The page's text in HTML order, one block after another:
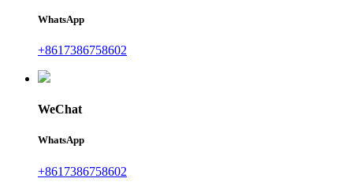
WhatsApp
+8617386758602
WeChat
WhatsApp
+8617386758602